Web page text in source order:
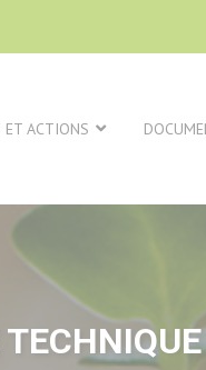
ET ACTIONS